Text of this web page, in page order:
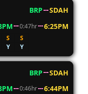
BRP
SDAH
0:47hr 6:25PM
S
S
Y Y
BRP
SDAH
0:46hr 6:44PM